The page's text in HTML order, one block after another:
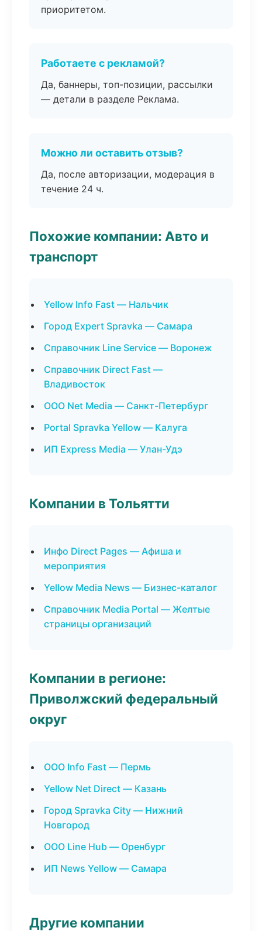
приоритетом.
Работаете с рекламой?
Да, баннеры, топ-позиции, рассылки
— детали в разделе Реклама.
Можно ли оставить отзыв?
Да, после авторизации, модерация в
течение 24 ч.
Похожие компании: Авто и
транспорт
Yellow Info Fast — Нальчик
Город Expert Spravka — Самара
Справочник Line Service — Воронеж
Справочник Direct Fast —
Владивосток
ООО Net Media — Санкт-Петербург
Portal Spravka Yellow — Калуга
ИП Express Media — Улан-Удэ
Компании в Тольятти
Инфо Direct Pages — Афиша и
мероприятия
Yellow Media News — Бизнес-каталог
Справочник Media Portal — Желтые
страницы организаций
Компании в регионе:
Приволжский федеральный
округ
ООО Info Fast — Пермь
Yellow Net Direct — Казань
Город Spravka City — Нижний
Новгород
ООО Line Hub — Оренбург
ИП News Yellow — Самара
Другие компании